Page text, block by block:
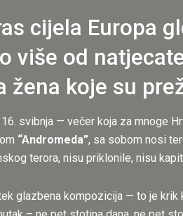
cijela Europa
više od
žena koje su
16. svibnja — večer koja za mnoge
“Andromeda”, sa sobom nosi
terora, nisu priklonile, nisu
glazbena kompozicija — to je krik